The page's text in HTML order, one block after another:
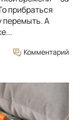
прибраться
перемыть. А
Комментарий